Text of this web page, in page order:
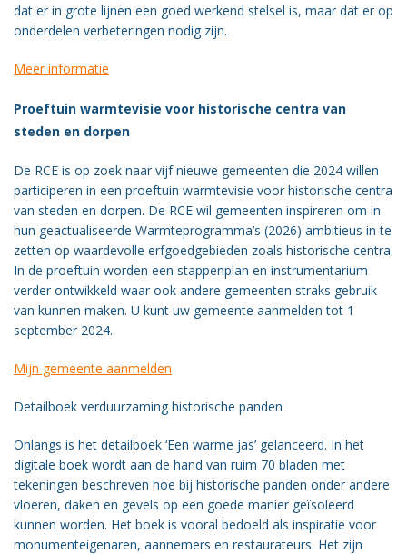
dat er in grote lijnen een goed werkend stelsel is, maar dat er op
onderdelen verbeteringen nodig zijn.
Meer informatie
Proeftuin warmtevisie voor historische centra van
steden en dorpen
De RCE is op zoek naar vijf nieuwe gemeenten die 2024 willen
participeren in een proeftuin warmtevisie voor historische centra
van steden en dorpen. De RCE wil gemeenten inspireren om in
hun geactualiseerde Warmteprogramma’s (2026) ambitieus in te
zetten op waardevolle erfgoedgebieden zoals historische centra.
In de proeftuin worden een stappenplan en instrumentarium
verder ontwikkeld waar ook andere gemeenten straks gebruik
van kunnen maken. U kunt uw gemeente aanmelden tot 1
september 2024.
Mijn gemeente aanmelden
Detailboek verduurzaming historische panden
Onlangs is het detailboek ‘Een warme jas’ gelanceerd. In het
digitale boek wordt aan de hand van ruim 70 bladen met
tekeningen beschreven hoe bij historische panden onder andere
vloeren, daken en gevels op een goede manier geïsoleerd
kunnen worden. Het boek is vooral bedoeld als inspiratie voor
monumenteigenaren, aannemers en restaurateurs. Het zijn